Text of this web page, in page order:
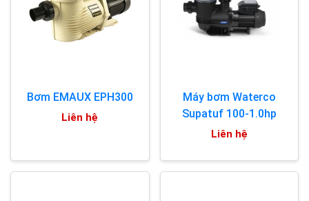
Bơm EMAUX EPH300
Liên hệ
Máy bơm Waterco
Supatuf 100-1.0hp
Liên hệ